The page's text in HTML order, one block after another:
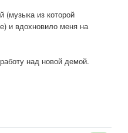
(музыка из которой
и вдохновило меня на
над новой демой.